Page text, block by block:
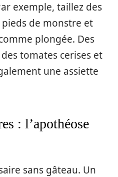
exemple, taillez des
de monstre et
plongée. Des
tomates cerises et
une assiette
: l’apothéose
sans gâteau. Un